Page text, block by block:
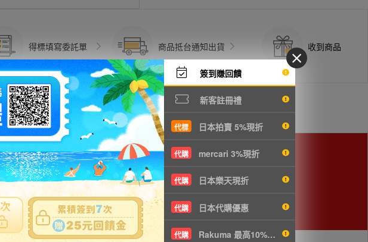
簽到賺回饋
新客註冊禮
代標 日本拍賣 5%現折
代購 mercari 3%現折
代購 日本樂天現折
代購 日本代購優惠
代購 Rakuma 最高10%現折
得標填寫委託單 商品抵台通知出貨 收到商品